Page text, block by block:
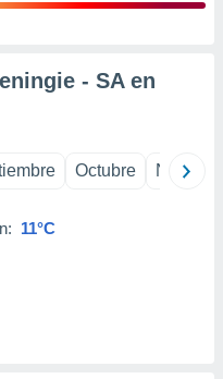
- SA en
Octubre
11°C